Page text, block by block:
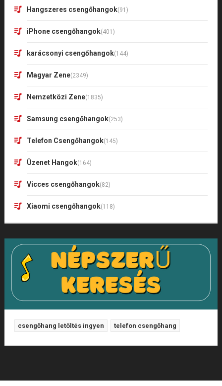
Hangszeres csengőhangok(91)
iPhone csengőhangok(401)
karácsonyi csengőhangok(144)
Magyar Zene(2349)
Nemzetközi Zene(1835)
Samsung csengőhangok(253)
Telefon Csengőhangok(145)
Üzenet Hangok(164)
Vicces csengőhangok(82)
Xiaomi csengőhangok(118)
csengőhang letöltés ingyen telefon csengőhang